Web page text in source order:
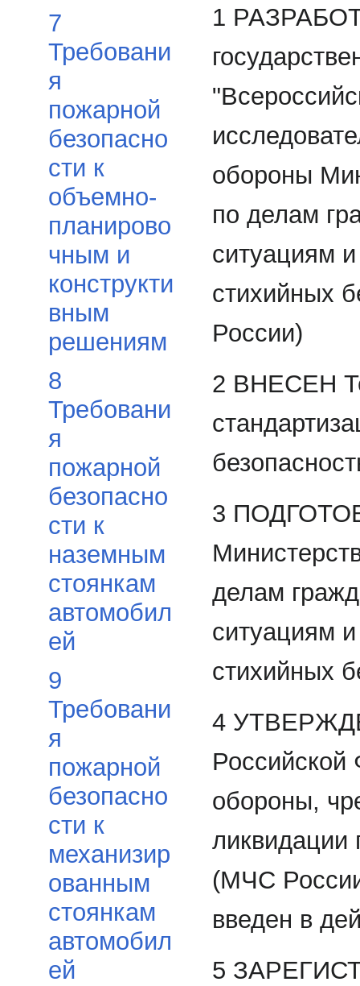
7
Требовани
я
пожарной
безопасно
сти к
объемно-
планирово
чным и
конструкти
вным
решениям
8
Требовани
я
пожарной
безопасно
сти к
наземным
стоянкам
автомобил
ей
9
Требовани
я
пожарной
безопасно
сти к
механизир
ованным
стоянкам
автомобил
ей
1
обороны
по делам
ситуациям
стихийных
России)
2 ВНЕСЕН
3
делам
ситуациям
стихийных
4
Российской
обороны,
ликвидации
(МЧС
введен в
5